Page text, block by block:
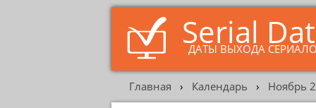
Serial
ДАТЫ ВЫХОДА
Главная › Календарь › Ноябрь